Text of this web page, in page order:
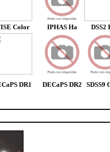
Color IPHAS Ha DSS2
DR1 DECaPS DR2 SDSS9